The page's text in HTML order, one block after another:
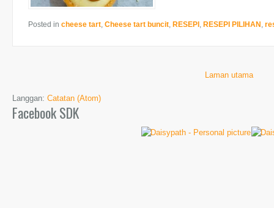
Posted in cheese tart Cheese tart buncit RESEPI RESEPI PILIHAN
Laman utama
Langgan: Catatan (Atom)
Facebook SDK